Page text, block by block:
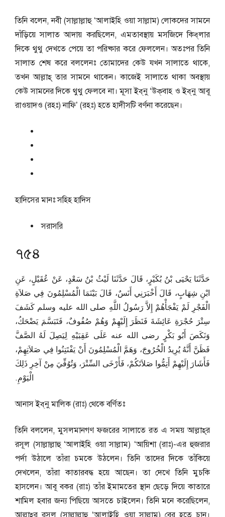
তিনি বলেন, নবী (সাল্লাল্লাহু ‘আলাইহি ওয়া সাল্লাম) লোকদের সামনে
দাঁড়িয়ে সালাত আদায় করছিলেন, এমতাবস্থায় মসজিদে কিব্‌লার
দিকে থুথু দেখতে পেয়ে তা পরিষ্কার করে ফেললেন। অতঃপর তিনি
সালাত শেষ করে বললেনঃ তোমাদের কেউ যখন সালাতে থাকে,
তখন আল্লাহ্‌ তার সামনে থাকেন। কাজেই সালাতে থাকা অবস্থায়
কেউ সামনের দিকে থুথু ফেলবে না। মূসা ইব্‌নু ‘উক্‌বাহ ও ইব্‌নু আবূ
রাওয়াদও (রহঃ) নাফি’ (রহঃ) হতে হাদীসটি বর্ণনা করেছেন।
হাদিসের মানঃসহিহ হাদিস
সরাসরি
৭৫৪
حَدَّثَنَا يَحْيَى بْنُ بُكَيْرٍ، قَالَ حَدَّثَنَا لَيْثُ بْنُ سَعْدٍ، عَنْ عُقَيْلٍ، عَنِ
ابْنِ شِهَابٍ، قَالَ أَخْبَرَنِي أَنَسٌ، قَالَ بَيْنَمَا الْمُسْلِمُونَ فِي صَلاَةِ
الْفَجْرِ لَمْ يَفْجَأْهُمْ إِلاَّ رَسُولُ اللَّهِ صلى الله عليه وسلم كَشَفَ
سِتْرَ حُجْرَةِ عَائِشَةَ فَنَظَرَ إِلَيْهِمْ وَهُمْ صُفُوفٌ، فَتَبَسَّمَ يَضْحَكُ،
وَنَكَصَ أَبُو بَكْرٍ رضى الله عنه عَلَى عَقِبَيْهِ لِيَصِلَ لَهُ الصَّفَّ
فَظَنَّ أَنَّهُ يُرِيدُ الْخُرُوجَ، وَهَمَّ الْمُسْلِمُونَ أَنْ يَفْتَتِنُوا فِي صَلاَتِهِمْ،
فَأَشَارَ إِلَيْهِمْ أَتِمُّوا صَلاَتَكُمْ، فَأَرْخَى السِّتْرَ، وَتُوُفِّيَ مِنْ آخِرِ ذَلِكَ
الْيَوْمِ‏.‏
আনাস ইব্‌নু মালিক (রাঃ) থেকে বর্ণিতঃ
তিনি বললেন, মুসলমানগণ ফজরের সালাতে রত এ সময় আল্লাহ্‌র
রসূল (সাল্লাল্লাহু ‘আলাইহি ওয়া সাল্লাম) ‘আয়িশা (রাঃ)-এর হুজরার
পর্দা উঠালে তাঁরা চমকে উঠলেন। তিনি তাদের দিকে তাঁকিয়ে
দেখলেন, তাঁরা কাতারবদ্ধ হয়ে আছেন। তা দেখে তিনি মুচকি
হাসলেন। আবূ বকর (রাঃ) তাঁর ইমামতের স্থান ছেড়ে দিয়ে কাতারে
শামিল হবার জন্য পিছিয়ে আসতে চাইলেন। তিনি মনে করেছিলেন,
আল্লাহ্‌র রসূল (সাল্লাল্লাহু ‘আলাইহি ওয়া সাল্লাম) বের হতে চান।